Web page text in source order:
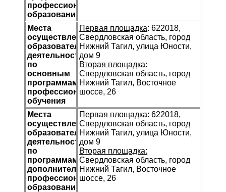
профессионального
образования
Места
осуществления
образовательной
деятельности
по
основным
программам
профессионального
обучения
Первая площадка: 622018,
Свердловская область, город
Нижний Тагил, улица Юности,
дом 9
Вторая площадка:
Свердловская область, город
Нижний Тагил, Восточное
шоссе, 26
Места
осуществления
образовательной
деятельности
по
программам
дополнительного
профессионального
образования
Первая площадка: 622018,
Свердловская область, город
Нижний Тагил, улица Юности,
дом 9
Вторая площадка:
Свердловская область, город
Нижний Тагил, Восточное
шоссе, 26